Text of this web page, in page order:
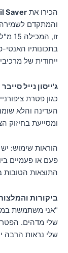
הכירו את Saver
והמתקדם לשמירה
זו,
בתכונותיו
ייחודית של
ג'ייסון נייל סייבר
כגון פטרת
העדינה והלא
ומסייעת בחיזוק
הוראות שימוש:
פעם או פעמיים
התוצאות הטובות
ביקורות
"אני משתמשת
שלי מדהים. הפטרת
שלי נראות הרבה